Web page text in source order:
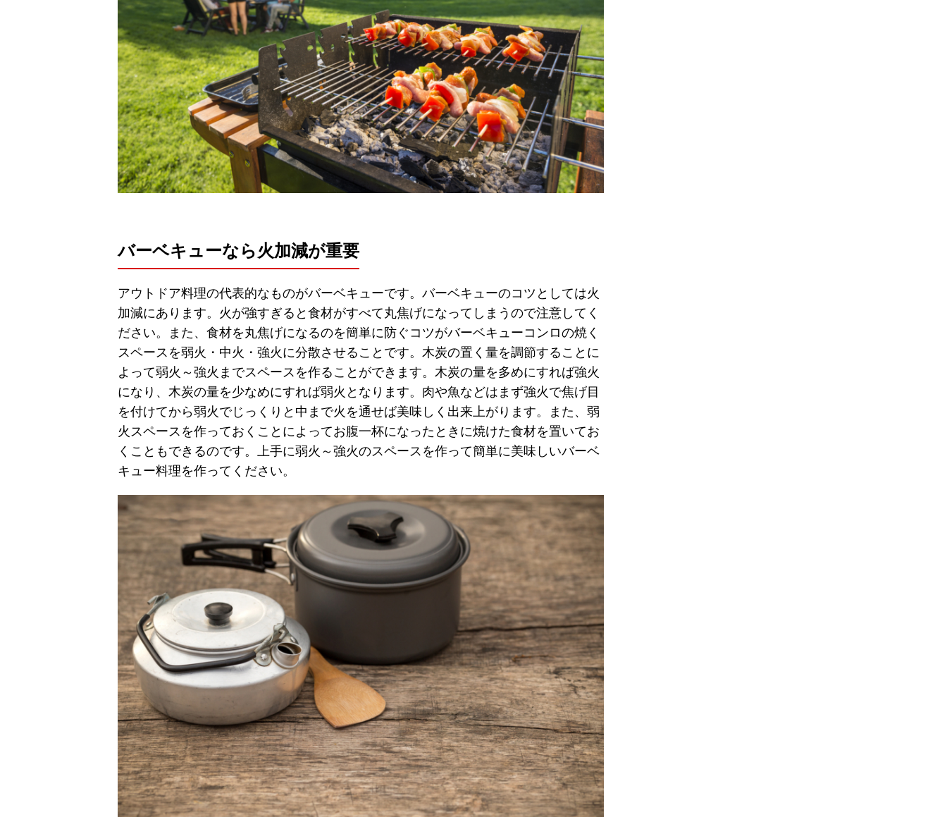
バーベキューなら火加減が重要
アウトドア料理の代表的なものがバーベキューです。バーベキューのコツとしては火
加減にあります。火が強すぎると食材がすべて丸焦げになってしまうので注意してく
ださい。また、食材を丸焦げになるのを簡単に防ぐコツがバーベキューコンロの焼く
スペースを弱火・中火・強火に分散させることです。木炭の置く量を調節することに
よって弱火～強火までスペースを作ることができます。木炭の量を多めにすれば強火
になり、木炭の量を少なめにすれば弱火となります。肉や魚などはまず強火で焦げ目
を付けてから弱火でじっくりと中まで火を通せば美味しく出来上がります。また、弱
火スペースを作っておくことによってお腹一杯になったときに焼けた食材を置いてお
くこともできるのです。上手に弱火～強火のスペースを作って簡単に美味しいバーベ
キュー料理を作ってください。